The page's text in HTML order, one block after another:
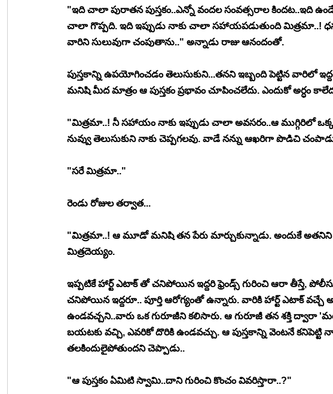
"ఇది చాలా పురాతన పుస్తకం..ఎన్నో వందల సంవత్సరాల కిందట..ఇది
చాలా గొప్పది. ఇది ఇప్పుడు నాకు చాలా సహాయపడుతుంది మిత్రమా..!
వారిని సులువుగా చంపుతాను.." అన్నాడు రాజు ఆనందంతో.
పుస్తకాన్ని ఉపయోగించడం తెలుసుకుని...తనని ఇబ్బంది పెట్టిన వారిలో
మనిషి మీద మాత్రం ఆ పుస్తకం ప్రభావం చూపించలేదు. ఎందుకో అర్ధం
"మిత్రమా..! నీ సహాయం నాకు ఇప్పుడు చాలా అవసరం..ఆ ముగ్గిరిలో
నువ్వు తెలుసుకుని నాకు చెప్పగలవు. వాడే నన్ను ఆఖరిగా పొడిచి
"సరే మిత్రమా.."
రెండు రోజుల తర్వాత...
"మిత్రమా..! ఆ మూడో మనిషి తన పేరు మార్చుకున్నాడు. అందుకే అతనిని
మిత్రదెయ్యం.
ఇప్పటికే హార్ట్ ఎటాక్ తో చనిపోయిన ఇద్దరి ఫ్రెండ్స్ గురించి ఆరా తీస్తే,
చనిపోయిన ఇద్దరూ.. పూర్తి ఆరోగ్యంతో ఉన్నారు. వారికి హార్ట్ ఎటాక్ వచ్చే
ఉండవచ్చని..వారు ఒక గురూజీని కలిసారు. ఆ గురూజీ తన శక్తి ద్వారా
బయటకు వచ్చి, ఎవరికో దొరికి ఉండవచ్చు. ఆ పుస్తకాన్ని వెంటనే
తలకిందులైపోతుందని చెప్పాడు..
"ఆ పుస్తకం ఏమిటి స్వామి..దాని గురించి కొంచం వివరిస్తారా..?"